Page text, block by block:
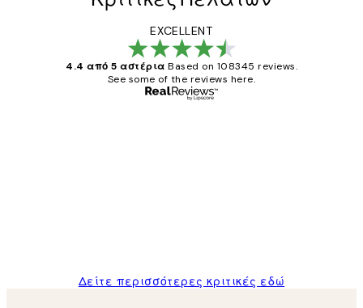
EXCELLENT
4.4 από 5 αστέρια Based on 108345 reviews.
See some of the reviews here.
Δείτε περισσότερες κριτικές εδώ